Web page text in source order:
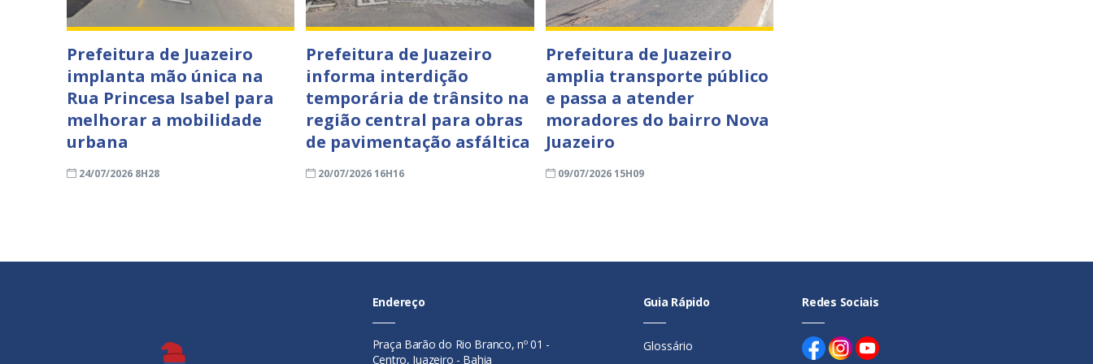
Prefeitura de Juazeiro
implanta mão única na
Rua Princesa Isabel para
melhorar a mobilidade
urbana
24/07/2026 8H28
Prefeitura de Juazeiro
informa interdição
temporária de trânsito na
região central para obras
de pavimentação asfáltica
20/07/2026 16H16
Prefeitura de Juazeiro
amplia transporte público
e passa a atender
moradores do bairro Nova
Juazeiro
09/07/2026 15H09
Endereço
Praça Barão do Rio Branco, nº 01 -
Centro, Juazeiro - Bahia
Guia Rápido
Glossário
Redes Sociais